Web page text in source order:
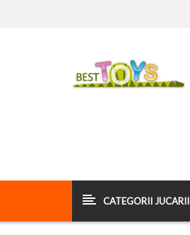
CATEGORII JUCARII